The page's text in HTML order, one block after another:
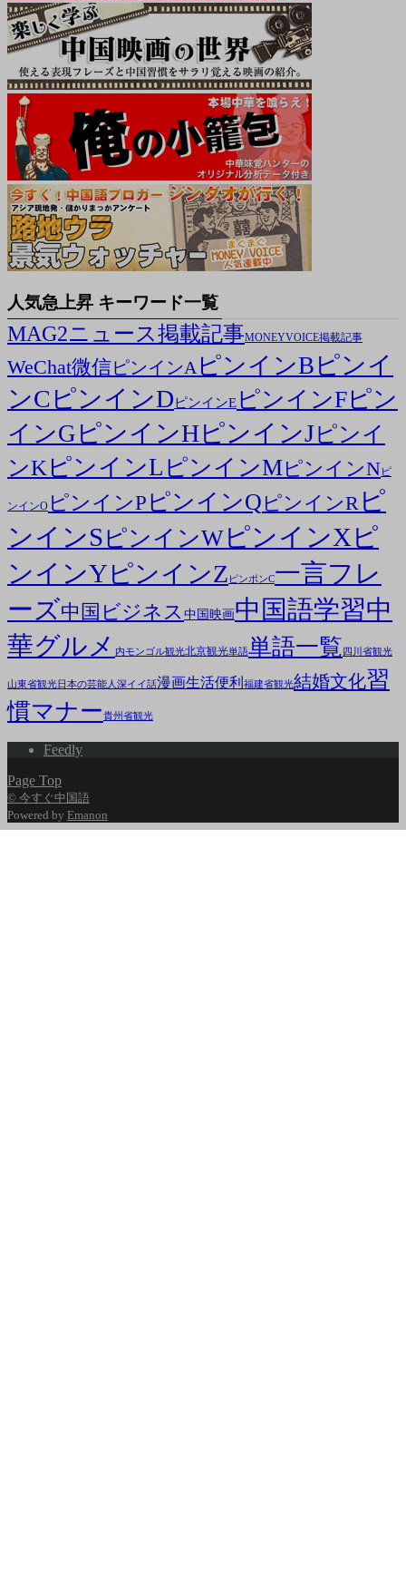
人気急上昇 キーワード一覧
MAG2ニュース掲載記事MONEYVOICE掲載記事
WeChat微信ピンインAピンインB ピンイ
ンC ピンインDピンインE ピンインFピン
インG ピンインHピンインJピンイ
ンKピンインL ピンインMピンインNピ
ンインO ピンインP ピンインQ ピンインR ピ
ンインSピンインWピンインXピ
ンインYピンインZ ピンポンC一言フレ
ーズ中国ビジネス 中国映画中国語学習中
華グルメ
内モンゴル観光北京観光単語単語一覧 四川省観光
山東省観光日本の芸能人深イイ話漫画生活便利 福建省観光結婚文化習
慣マナー貴州省観光
Feedly
Page Top
© 今すぐ中国語
Powered by Emanon